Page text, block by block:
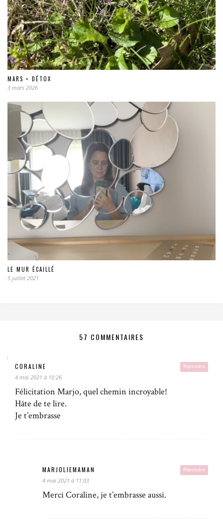
MARS = DÉTOX
3 mars 2026
LE MUR ÉCAILLÉ
5 juillet 2021
57 COMMENTAIRES
Répondre
CORALINE
4 mai 2021 à 10:26
Félicitation Marjo, quel chemin incroyable!
Hâte de te lire.
Je t’embrasse
Répondre
MARJOLIEMAMAN
4 mai 2021 à 11:03
Merci Coraline, je t’embrasse aussi.